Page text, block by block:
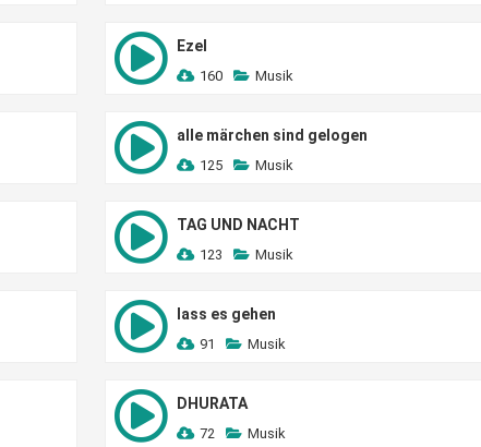
Ezel
160 Musik
alle märchen sind gelogen
125 Musik
TAG UND NACHT
123 Musik
lass es gehen
91 Musik
DHURATA
72 Musik